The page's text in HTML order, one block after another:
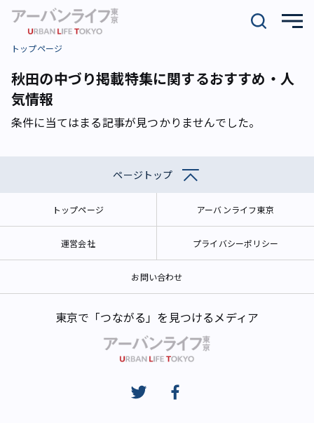
トップページ
秋田の中づり掲載特集に関するおすすめ・人
気情報
条件に当てはまる記事が見つかりませんでした。
ページトップ
トップページ アーバンライフ東京
運営会社 プライバシーポリシー
お問い合わせ
東京で「つながる」を見つけるメディア